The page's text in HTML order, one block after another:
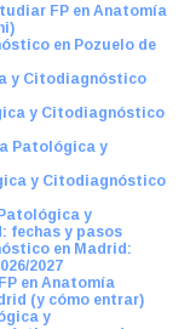
FP en Anatomía
en Pozuelo de
y Citodiagnóstico
y Citodiagnóstico
Patológica y
y Citodiagnóstico
y
fechas y pasos
en Madrid:
2027
en Anatomía
(y cómo entrar)
y